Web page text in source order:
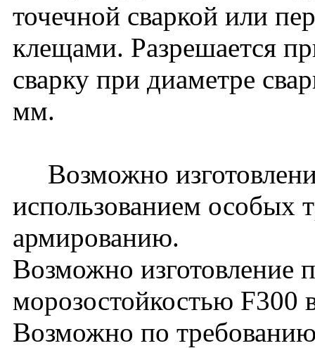
точечной сваркой или
клещами. Разрешается
сварку при диаметре
мм.
Возможно
использованием особых
армированию.
Возможно изготовление
морозостойкостью F300
Возможно по